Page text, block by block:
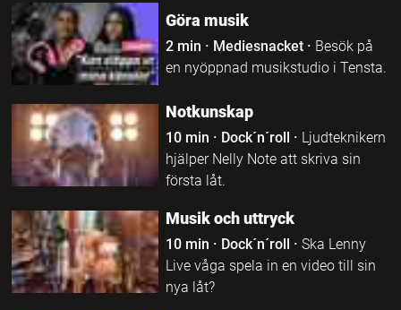
Göra musik
2 min · Mediesnacket· Besök på
en nyöppnad musikstudio i Tensta.
Notkunskap
10 min · Dock´n´roll · Ljudteknikern
hjälper Nelly Note att skriva sin
första låt.
Musik och uttryck
10 min · Dock´n´roll · Ska Lenny
Live våga spela in en video till sin
nya låt?